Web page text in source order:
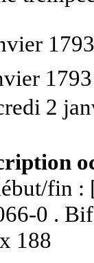
1793
1793
2
fin :
Dimensions feuillet :
188